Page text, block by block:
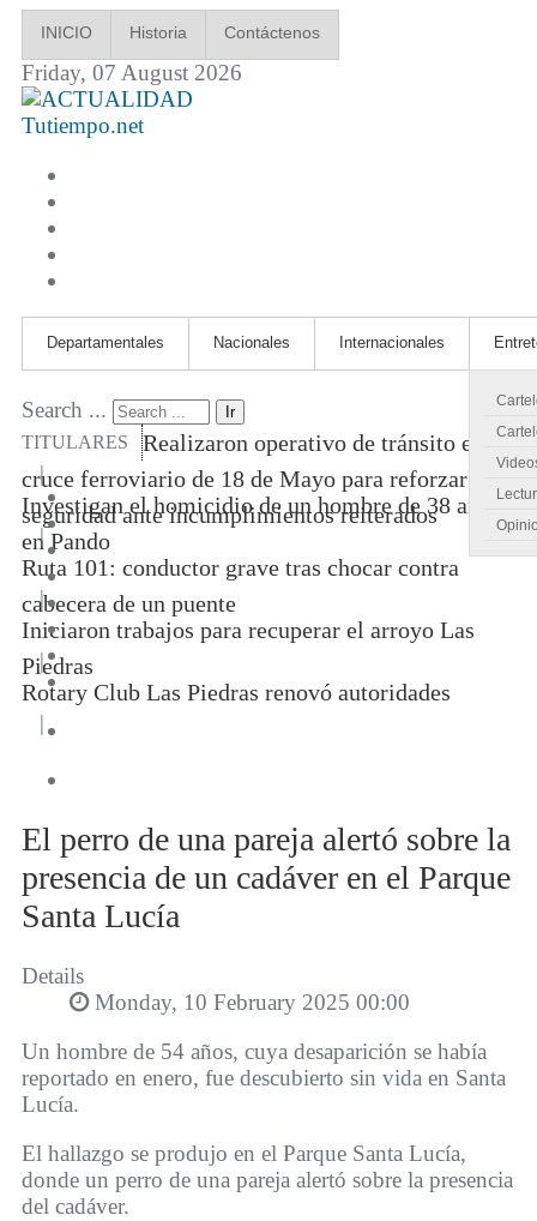
INICIO Historia Contáctenos
Friday, 07 August 2026
Tutiempo.net
Departamentales Nacionales Internacionales
Search ... Ir
TITULARES
Realizaron operativo de tránsito en
cruce ferroviario de 18 de Mayo para reforzar
seguridad ante incumplimientos reiterados
|
Investigan el homicidio de un hombre de 38 años
en Pando
|
Ruta 101: conductor grave tras chocar contra
cabecera de un puente
|
Iniciaron trabajos para recuperar el arroyo Las
Piedras
|
Rotary Club Las Piedras renovó autoridades
|
El perro de una pareja alertó sobre la
presencia de un cadáver en el Parque
Santa Lucía
Details
Monday, 10 February 2025 00:00
Un hombre de 54 años, cuya desaparición se había
reportado en enero, fue descubierto sin vida en Santa
Lucía.
El hallazgo se produjo en el Parque Santa Lucía,
donde un perro de una pareja alertó sobre la presencia
del cadáver.